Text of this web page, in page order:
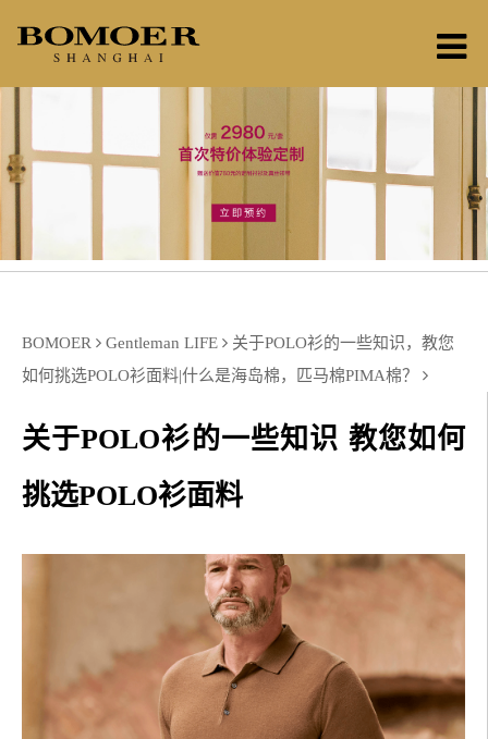
BOMOER Gentleman LIFE
关于POLO衫的一些知识，教您
如何挑选POLO衫面料|什么是海岛棉，匹马棉PIMA棉？
关于POLO衫的一些知识 教您如何
挑选POLO衫面料